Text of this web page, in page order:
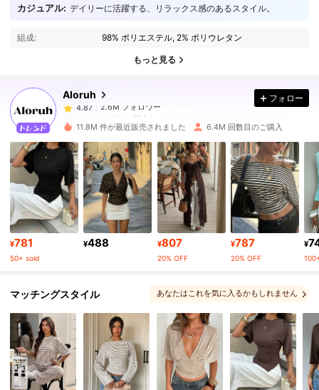
カジュアル: デイリーに活躍する、リラックス感のあるスタイル。
組成: 98% ポリエステル, 2% ポリウレタン
もっと見る
Aloruh
4.87 2.6M フォロワー
2.6M フォロワー
4.87
2.6M フォロワー
8***4
は1日前に購入しました
4.87 2.6M フォロワー
4.87 2.6M フォロワー
4.87 2.6M フォロワー
2.6M フォロワー
2.6M フォロワー
フォロー
11.8M 件が最近販売されました 6.4M 回数目のご購入
¥781
50+ sold
¥488 ¥807
20% OFF
¥787
20% OFF
¥
マッチングスタイル
あなたはこれを気に入るかもしれません
, より多くのスタイル
, マッチングチョイス